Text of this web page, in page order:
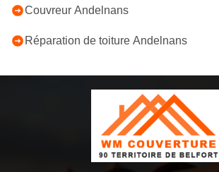
Couvreur Andelnans
Réparation de toiture Andelnans